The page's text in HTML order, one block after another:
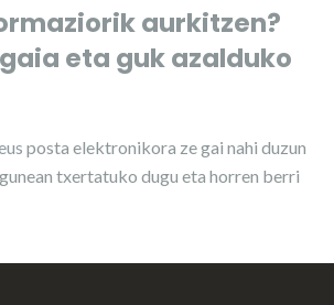
aurkitzen?
eta guk azalduko
posta elektronikora ze gai nahi duzun
txertatuko dugu eta horren berri